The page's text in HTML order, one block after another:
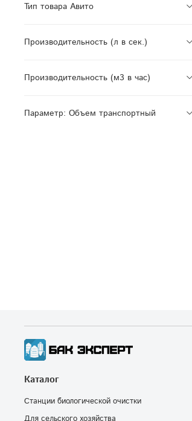
Тип товара Авито
Производительность (л в сек.)
Производительность (м3 в час)
Параметр: Объем транспортный
Каталог
Станции биологической очистки
Для сельского хозяйства